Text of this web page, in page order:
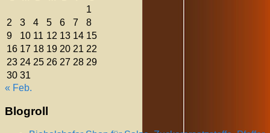
1
2
3 4 5 6 7
8
9
10 11 12 13 14 15
16 17 18 19 20 21 22
23 24 25 26 27 28 29
30 31
« Feb.
Blogroll